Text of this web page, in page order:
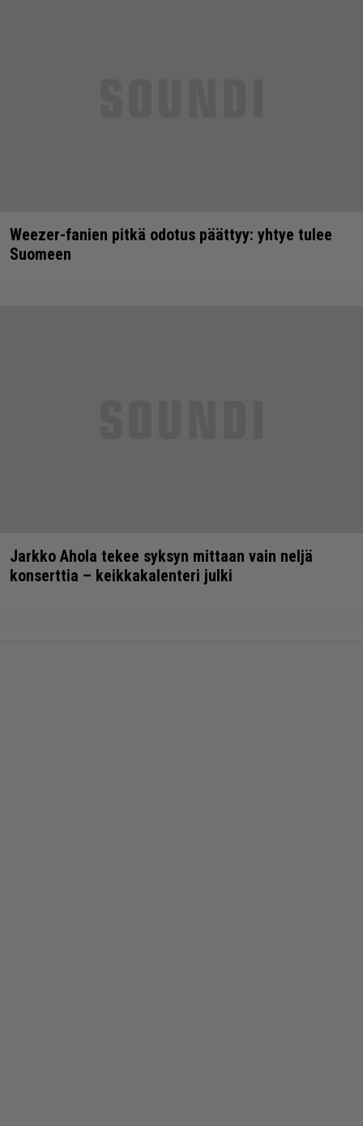
Weezer-fanien pitkä odotus päättyy: yhtye tulee
Suomeen
Jarkko Ahola tekee syksyn mittaan vain neljä
konserttia – keikkakalenteri julki